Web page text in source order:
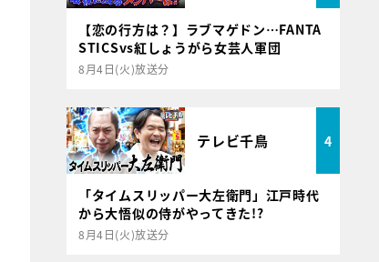
【恋の行方は？】ラブマゲドン…FANTA
STICSvs紅しょうがら女芸人軍団
8月4日(火)放送分
テレビ千鳥 4
「タイムスリッパー大左衛門」江戸時代
から大悟似の侍がやってきた!?
8月4日(火)放送分